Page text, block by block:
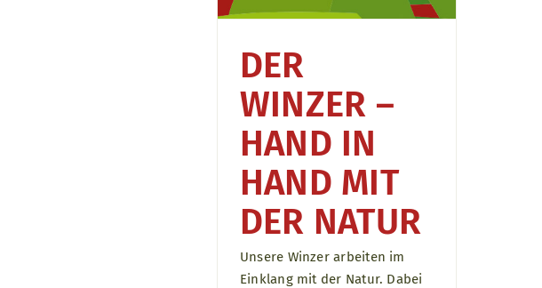
DER
WINZER –
HAND IN
HAND MIT
DER NATUR
Unsere Winzer arbeiten im
Einklang mit der Natur. Dabei